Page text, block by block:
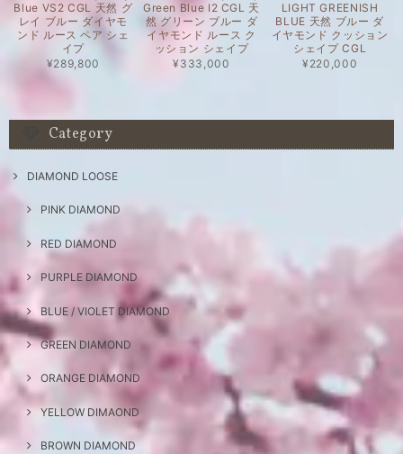
Blue VS2 CGL 天然 グ
レイ ブルー ダイヤモ
ンド ルース ペア シェ
イプ
¥289,800
Green Blue I2 CGL 天
然 グリーン ブルー ダ
イヤモンド ルース ク
ッション シェイプ
¥333,000
LIGHT GREENISH
BLUE 天然 ブルー ダ
イヤモンド クッション
シェイプ CGL
¥220,000
Category
DIAMOND LOOSE
PINK DIAMOND
RED DIAMOND
PURPLE DIAMOND
BLUE / VIOLET DIAMOND
GREEN DIAMOND
ORANGE DIAMOND
YELLOW DIMAOND
BROWN DIAMOND